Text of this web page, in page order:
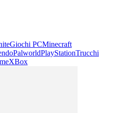
Giochi PCMinecraft
PalworldPlayStationTrucchi
XBox